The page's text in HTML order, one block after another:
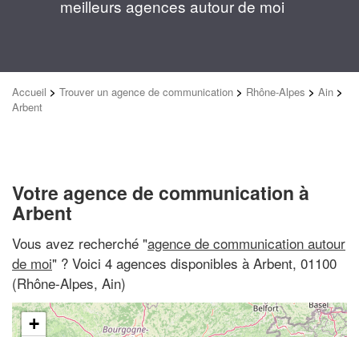
meilleurs agences autour de moi
Accueil > Trouver un agence de communication > Rhône-Alpes > Ain >
Arbent
Votre agence de communication à
Arbent
Vous avez recherché "agence de communication autour
de moi" ? Voici 4 agences disponibles à Arbent, 01100
(Rhône-Alpes, Ain)
+